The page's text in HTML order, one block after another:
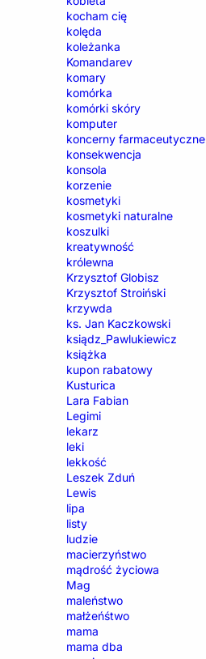
kocham cię
kolęda
koleżanka
Komandarev
komary
komórka
komórki skóry
komputer
koncerny farmaceutyczne
konsekwencja
konsola
korzenie
kosmetyki
kosmetyki naturalne
koszulki
kreatywność
królewna
Krzysztof Globisz
Krzysztof Stroiński
krzywda
ks. Jan Kaczkowski
ksiądz_Pawlukiewicz
książka
kupon rabatowy
Kusturica
Lara Fabian
Legimi
lekarz
leki
lekkość
Leszek Zduń
Lewis
lipa
listy
ludzie
macierzyństwo
mądrość życiowa
Mag
maleństwo
małżeńśtwo
mama
mama dba